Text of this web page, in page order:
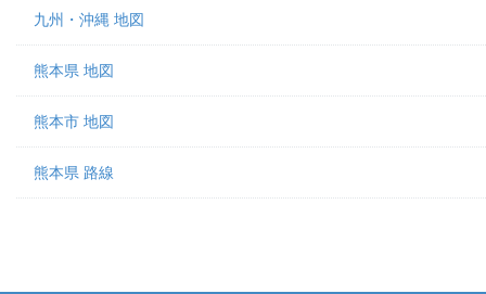
九州・沖縄 地図
熊本県 地図
熊本市 地図
熊本県 路線